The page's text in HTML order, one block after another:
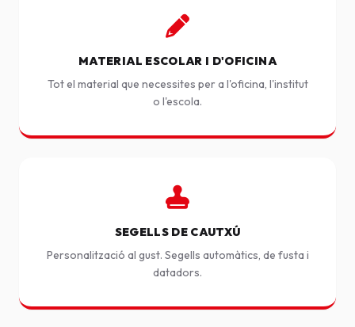
MATERIAL ESCOLAR I D'OFICINA
Tot el material que necessites per a l'oficina, l'institut
o l'escola.
SEGELLS DE CAUTXÚ
Personalització al gust. Segells automàtics, de fusta i
datadors.